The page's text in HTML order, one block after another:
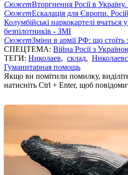
СюжетВторгнення Росії в
СюжетЕскалація для Європи.
Колумбійські наркокартелі вчаться
безпілотників - ЗМІ
СюжетЗміни в армії РФ: що стоїть
СПЕЦТЕМА: Війна Росії з
ТЕГИ: Николаев, склад,
Гуманитарная помощь
Якщо ви помітили помилку,
натисніть Ctrl + Enter, щоб